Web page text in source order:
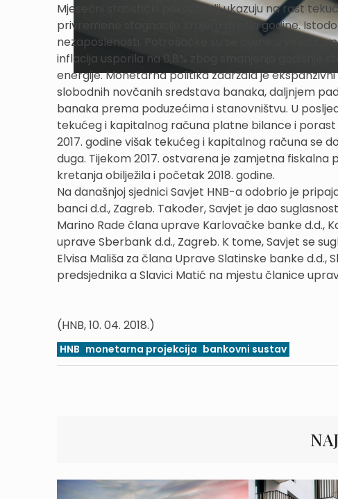
Mjesečni statistički pokazatelji ukazuju na rast
privremene stagnacije krajem prošle godine.
nezaposlenosti. Potrošačke su se cijene u veljači
inflacija usporila na 0,8% zbog smanjenja
energije. Monetarna politika zadržala je
slobodnih novčanih sredstava banaka, daljnjem
banaka prema poduzećima i stanovništvu. U
tekućeg i kapitalnog računa platne bilance i
2017. godine višak tekućeg i kapitalnog računa se
duga. Tijekom 2017. ostvarena je zamjetna
kretanja obilježila i početak 2018. godine.
Na današnjoj sjednici Savjet HNB-a odobrio je
banci d.d., Zagreb. Također, Savjet je dao
Marino Rade člana uprave Karlovačke banke d.d.,
uprave Sberbank d.d., Zagreb. K tome, Savjet se
Elvisa Mališa za člana Uprave Slatinske banke
predsjednika a Slavici Matić na mjestu članice
(HNB, 10. 04. 2018.)
HNB monetarna projekcija bankovni sustav